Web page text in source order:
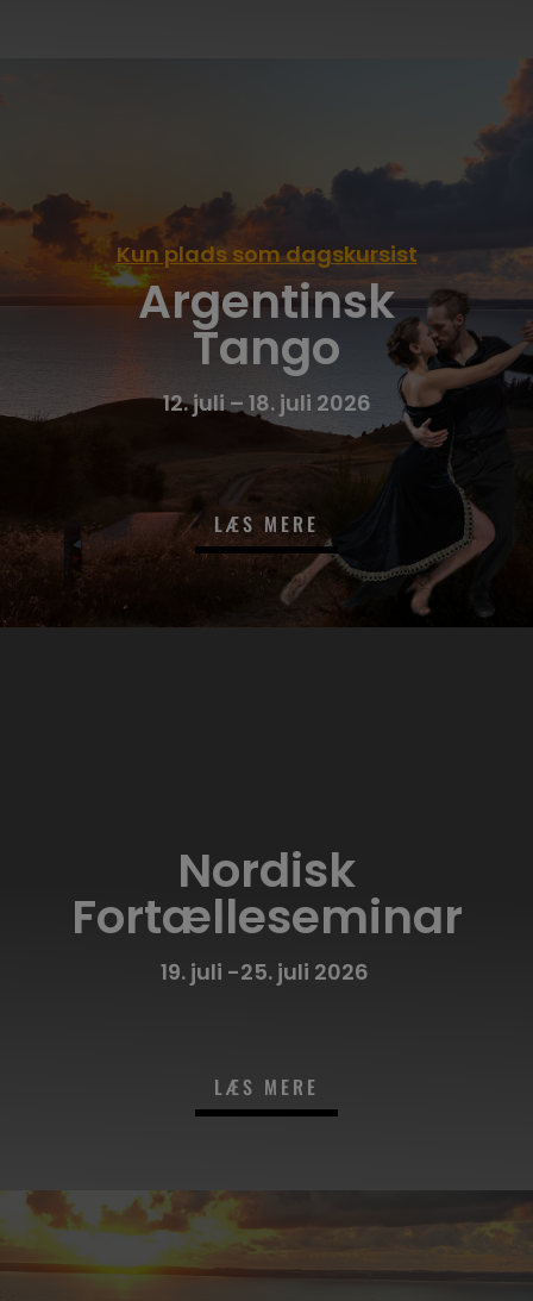
Kun plads som dagskursist
Argentinsk
Tango
12. juli – 18. juli 2026
LÆS MERE
Nordisk
Fortælleseminar
19. juli -25. juli 2026
LÆS MERE